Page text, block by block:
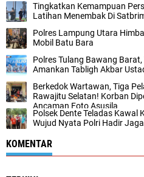
Tingkatkan Kemampuan
Latihan Menembak Di
Polres Lampung Utara
Mobil Batu Bara
Polres Tulang Bawang
Amankan Tabligh Akbar
Berkedok Wartawan, Tiga
Rawajitu Selatan! Korban
Ancaman Foto Asusila
Polsek Dente Teladas Kawal
Wujud Nyata Polri Hadir
KOMENTAR